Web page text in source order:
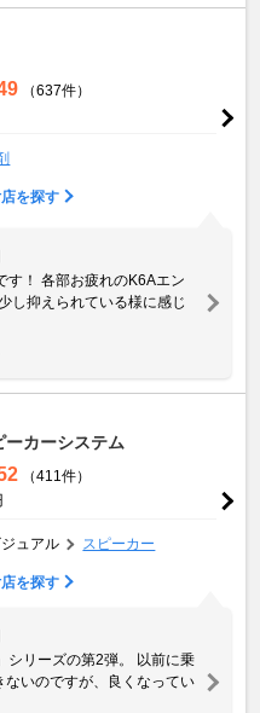
（637件）
を探す
す！ 各部お疲れのK6Aエン
し抑えられている様に感じ
カーシステム
（411件）
ュアル スピーカー
を探す
シリーズの第2弾。 以前に乗
いのですが、良くなってい